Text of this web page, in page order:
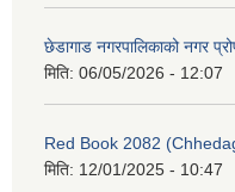
छेडागाड नगरपालिकाको नगर
मिति: 06/05/2026 - 12:07
Red Book 2082
मिति: 12/01/2025 - 10:47